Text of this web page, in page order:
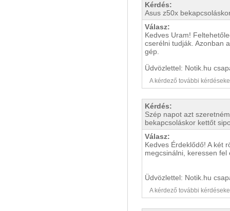
Kérdés:
Asus z50x
Válasz:
Kedves Uram!
cserélni tudják. Azonban
gép.
Üdvözlettel: Notik.hu
A kérdező további
Kérdés:
Szép napot azt
bekapcsoláskor kettőt
Válasz:
Kedves Érdeklődő! A két
megcsinálni, keressen
Üdvözlettel: Notik.hu
A kérdező további